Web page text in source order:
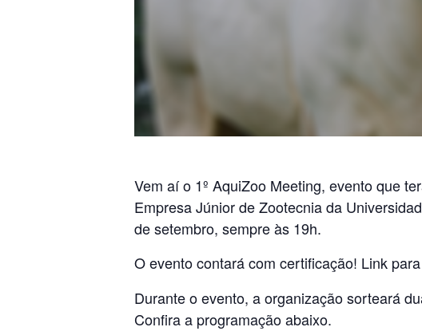
Vem aí o 1º AquiZoo Meeting, evento que
Empresa Júnior de Zootecnia da
de setembro, sempre às 19h.
O evento contará com certificação! Link
Durante o evento, a organização sorteará
Confira a programação abaixo.